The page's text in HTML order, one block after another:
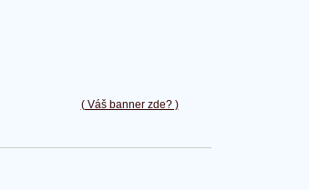
( Váš banner zde? )